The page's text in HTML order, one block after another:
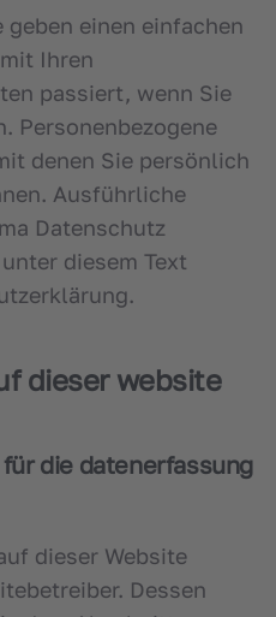
einen einfachen
Ihren
passiert, wenn Sie
Personenbezogene
denen Sie persönlich
Ausführliche
Datenschutz
diesem Text
dieser website
die datenerfassung
dieser Website
Dessen